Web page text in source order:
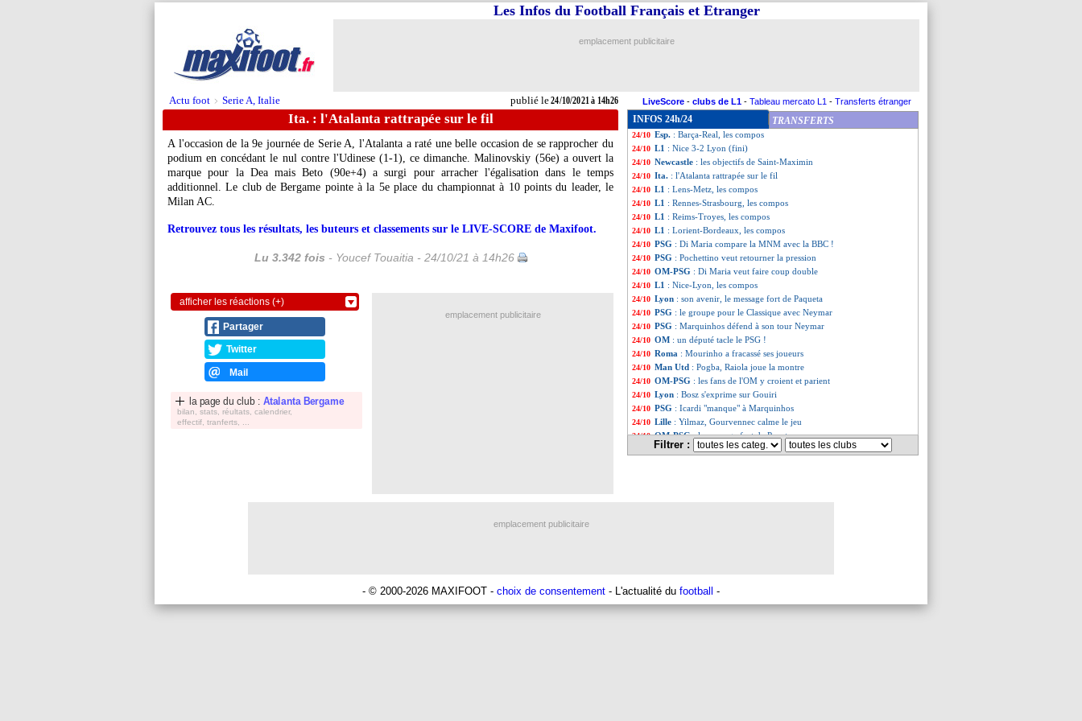
Actu foot > Serie A, Italie publié le24/10/2021 à 14h26
Les Infos du Football Français et Etranger
emplacement publicitaire
LiveScore - clubs de L1 - Tableau mercato L1 - Transferts étranger
Ita. : l'Atalanta rattrapée sur le fil
A l'occasion de la 9e journée de Serie A, l'Atalanta a raté une belle occasion de se rapprocher du
podium en concédant le nul contre l'Udinese (1-1), ce dimanche. Malinovskiy (56e) a ouvert la
marque pour la Dea mais Beto (90e+4) a surgi pour arracher l'égalisation dans le temps
additionnel. Le club de Bergame pointe à la 5e place du championnat à 10 points du leader, le
Milan AC.
Retrouvez tous les résultats, les buteurs et classements sur le LIVE-SCORE de Maxifoot.
Lu 3.342 fois - Youcef Touaitia - 24/10/21 à 14h26
afficher les réactions (+)
Partager
Twitter
Mail
la page du club : Atalanta Bergame
bilan, stats, réultats, calendrier,
effectif, tranferts, ...
INFOS 24h/24 TRANSFERTS
24/10 VIDEO : Alaba fusille Ter Stegen !
24/10 L1: Reims 1-2 Troyes (fini)
24/10 PSG: Marquinhos rassure pour Ramos
24/10 Lyon: écœuré, Dubois s'agace !
24/10 Esp. : Barça-Real, les compos
24/10 L1 : Nice 3-2 Lyon (fini)
24/10 Newcastle : les objectifs de Saint-Maximin
24/10 Ita. : l'Atalanta rattrapée sur le fil
24/10 L1 : Lens-Metz, les compos
24/10 L1 : Rennes-Strasbourg, les compos
24/10 L1 : Reims-Troyes, les compos
24/10 L1 : Lorient-Bordeaux, les compos
24/10 PSG : Di Maria compare la MNM avec la BBC !
24/10 PSG : Pochettino veut retourner la pression
24/10 OM-PSG : Di Maria veut faire coup double
24/10 L1 : Nice-Lyon, les compos
24/10 Lyon : son avenir, le message fort de Paqueta
24/10 PSG : le groupe pour le Classique avec Neymar
24/10 PSG : Marquinhos défend à son tour Neymar
24/10 OM : un député tacle le PSG !
24/10 Roma : Mourinho a fracassé ses joueurs
24/10 Man Utd : Pogba, Raiola joue la montre
24/10 OM-PSG : les fans de l'OM y croient et parient
24/10 Lyon : Bosz s'exprime sur Gouiri
24/10 PSG : Icardi "manque" à Marquinhos
24/10 Lille : Yilmaz, Gourvennec calme le jeu
24/10 OM-PSG: le message fort de Payet
Liste des brèves du sam. 23 octobre 2021
Filtrer :
emplacement publicitaire
emplacement publicitaire
- © 2000-2026 MAXIFOOT - choix de consentement - L'actualité du football -